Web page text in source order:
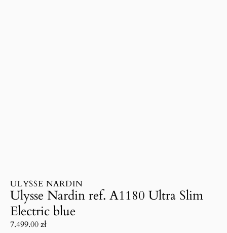
ULYSSE NARDIN
Ulysse Nardin ref. A1180 Ultra Slim
Electric blue
7.499.00zł